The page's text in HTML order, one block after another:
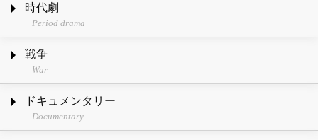
時代劇
Period drama
戦争
War
ドキュメンタリー
Documentary